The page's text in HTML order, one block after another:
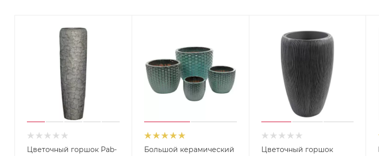
Цветочный горшок Рab-
Большой керамический
Цветочный горшок